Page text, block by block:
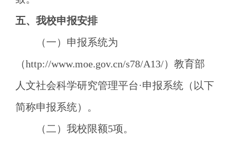
五、我校申报安排
（一） 申报系统为
（http://www.moe.gov.cn/s78/A13/）教育部
人文社会科学研究管理平台·申报系统（以下
简称申报系统）。
（二）我校限额5项。